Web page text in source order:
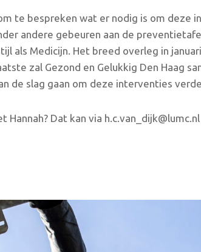
te bespreken wat er nodig is om deze
andere gebeuren aan de
als Medicijn. Het breed overleg in
zal Gezond en Gelukkig Den Haag
de slag gaan om deze interventies
Hannah? Dat kan via h.c.van_dijk@lumc.nl